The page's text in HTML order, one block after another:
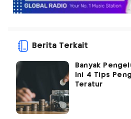
Berita Terkait
Banyak
Ini 4 Tips
Teratur